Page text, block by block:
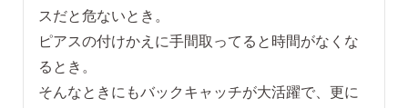
スだと危ないとき。
ピアスの付けかえに手間取ってると時間がなくな
るとき。
そんなときにもバックキャッチが大活躍で、更に